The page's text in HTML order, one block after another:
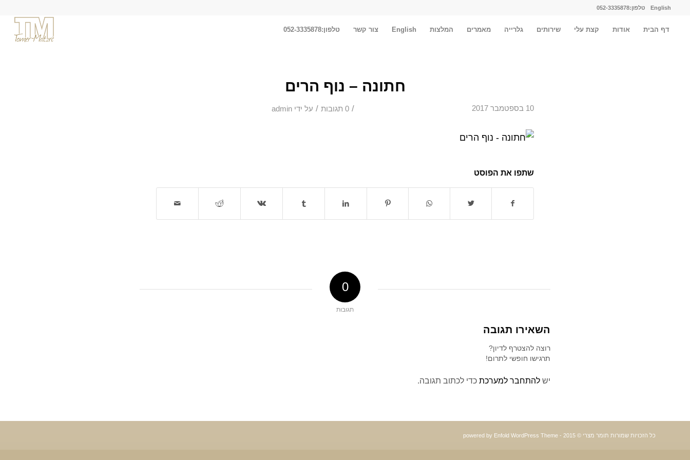
English טלפון:052-3335878
דף הבית אודות קצת עלי שירותים גלרייה מאמרים המלצות English צור קשר טלפון:052-3335878
חתונה – נוף הרים
10 בספטמבר 2017 / 0 תגובות / על ידיadmin
שתפו את הפוסט
0
תגובות
השאירו תגובה
רוצה להצטרף לדיון?
תרגישו חופשי לתרום!
יש להתחבר למערכת כדי לכתוב תגובה.
כל הזכויות שמורות תומר מצרי © 2015 - powered by Enfold WordPress Theme